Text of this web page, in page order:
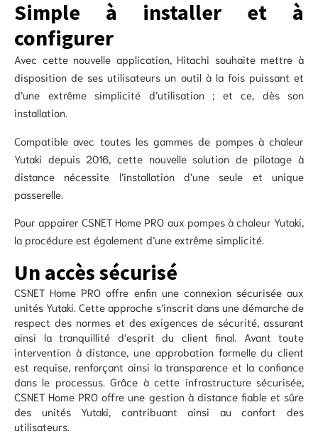
Simple à installer et à
configurer
Avec cette nouvelle application, Hitachi souhaite mettre à
disposition de ses utilisateurs un outil à la fois puissant et
d’une extrême simplicité d’utilisation ; et ce, dès son
installation.
Compatible avec toutes les gammes de pompes à chaleur
Yutaki depuis 2016, cette nouvelle solution de pilotage à
distance nécessite l’installation d’une seule et unique
passerelle.
Pour appairer CSNET Home PRO aux pompes à chaleur Yutaki,
la procédure est également d’une extrême simplicité.
Un accès sécurisé
CSNET Home PRO offre enfin une connexion sécurisée aux
unités Yutaki. Cette approche s’inscrit dans une démarche de
respect des normes et des exigences de sécurité, assurant
ainsi la tranquillité d’esprit du client final. Avant toute
intervention à distance, une approbation formelle du client
est requise, renforçant ainsi la transparence et la confiance
dans le processus. Grâce à cette infrastructure sécurisée,
CSNET Home PRO offre une gestion à distance fiable et sûre
des unités Yutaki, contribuant ainsi au confort des
utilisateurs.